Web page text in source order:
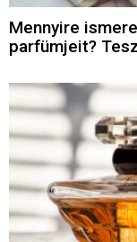
Mennyire
parfümjeit?